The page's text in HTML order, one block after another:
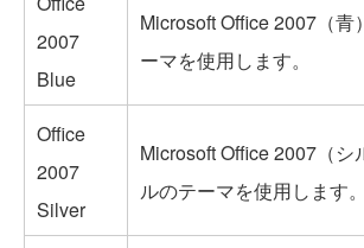
2007
Blue
Microsoft Office 2007（青
ーマを使用します。
Office
2007
Silver
Microsoft Office 2007（シ
ルのテーマを使用します。